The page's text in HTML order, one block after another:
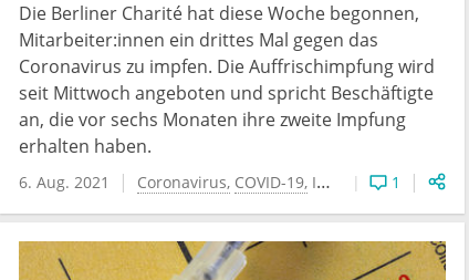
Die Berliner Charité hat diese Woche begonnen,
Mitarbeiter:innen ein drittes Mal gegen das
Coronavirus zu impfen. Die Auffrischimpfung wird
seit Mittwoch angeboten und spricht Beschäftigte
an, die vor sechs Monaten ihre zweite Impfung
erhalten haben.
6. Aug. 2021 Coronavirus COVID-19 Impfung 1